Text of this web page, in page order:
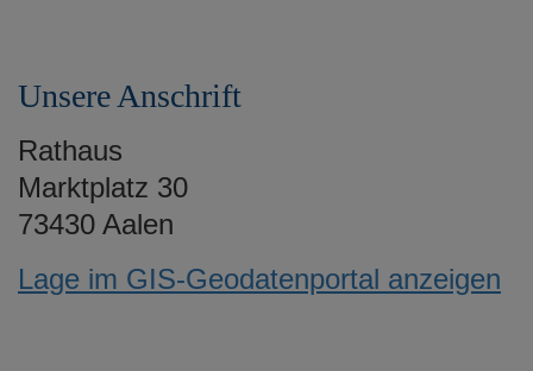
Unsere Anschrift
Rathaus
Marktplatz 30
73430 Aalen
Lage im GIS-Geodatenportal anzeigen